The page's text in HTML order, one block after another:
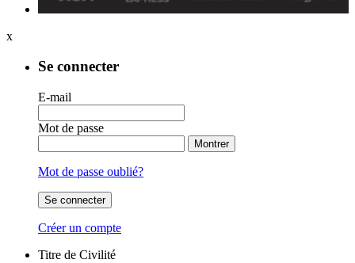
x
Se connecter
E-mail
Mot de passe
Montrer
Mot de passe oublié?
Se connecter
Créer un compte
Titre de Civilité